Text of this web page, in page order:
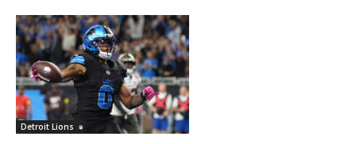
Detroit Lions